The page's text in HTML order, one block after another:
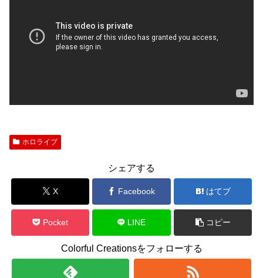
ホロライブ
シェアする
X Facebook はてブ
Pocket LINE コピー
Colorful Creationsをフォローする